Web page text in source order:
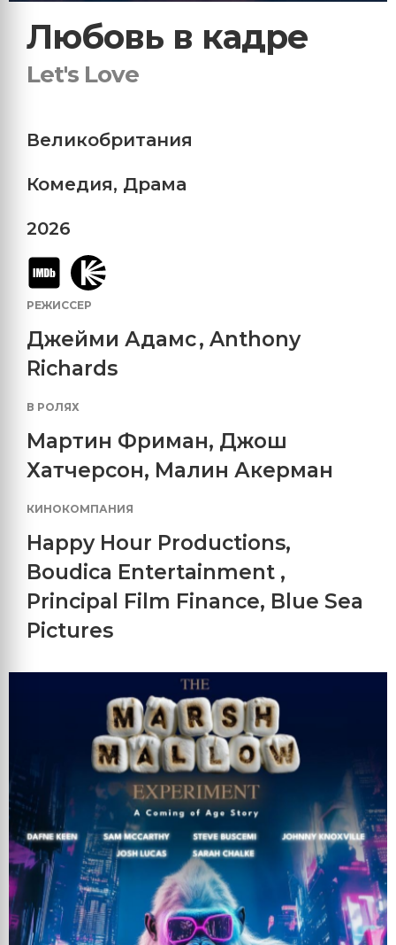
Любовь в кадре
Let's Love
Великобритания
Комедия, Драма
2026
РЕЖИССЕР
Джейми Адамс, Anthony
Richards
В РОЛЯХ
Мартин Фриман, Джош
Хатчерсон, Малин Акерман
КИНОКОМПАНИЯ
Happy Hour Productions,
Boudica Entertainment ,
Principal Film Finance, Blue Sea
Pictures